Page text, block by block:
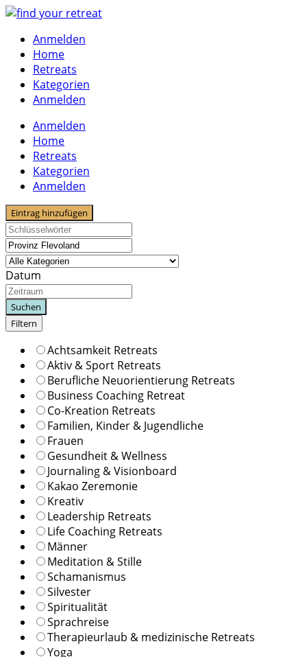
Skip
contentAnmelden
Home
Retreats
Kategorien
Anmelden
Anmelden
Home
Retreats
Kategorien
Anmelden
Eintrag hinzufügen
Datum
Suchen
Filtern
Achtsamkeit Retreats
Aktiv & Sport Retreats
Berufliche Neuorientierung Retreats
Business Coaching Retreat
Co-Kreation Retreats
Familien, Kinder & Jugendliche
Frauen
Gesundheit & Wellness
Journaling & Visionboard
Kakao Zeremonie
Kreativ
Leadership Retreats
Life Coaching Retreats
Männer
Meditation & Stille
Schamanismus
Silvester
Spiritualität
Sprachreise
Therapieurlaub & medizinische Retreats
Yoga